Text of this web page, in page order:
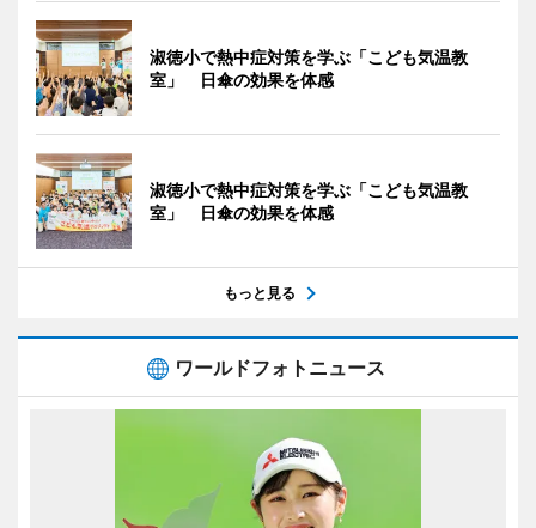
淑徳小で熱中症対策を学ぶ「こども気温教
室」 日傘の効果を体感
淑徳小で熱中症対策を学ぶ「こども気温教
室」 日傘の効果を体感
もっと見る
ワールドフォトニュース